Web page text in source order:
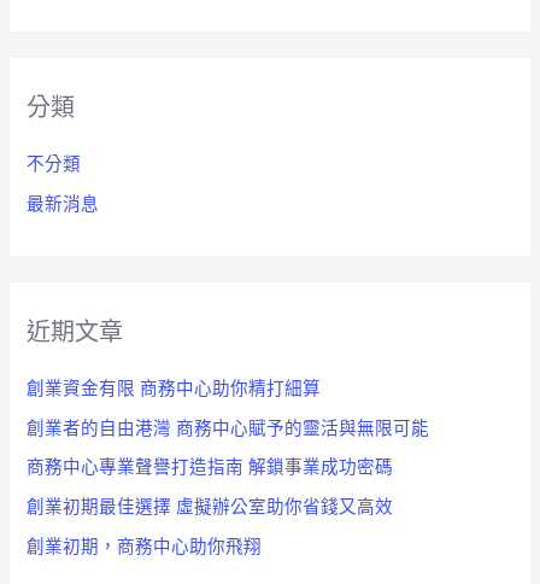
字
分類
不分類
最新消息
近期文章
創業資金有限 商務中心助你精打細算
創業者的自由港灣 商務中心賦予的靈活與無限可能
商務中心專業聲譽打造指南 解鎖事業成功密碼
創業初期最佳選擇 虛擬辦公室助你省錢又高效
創業初期，商務中心助你飛翔